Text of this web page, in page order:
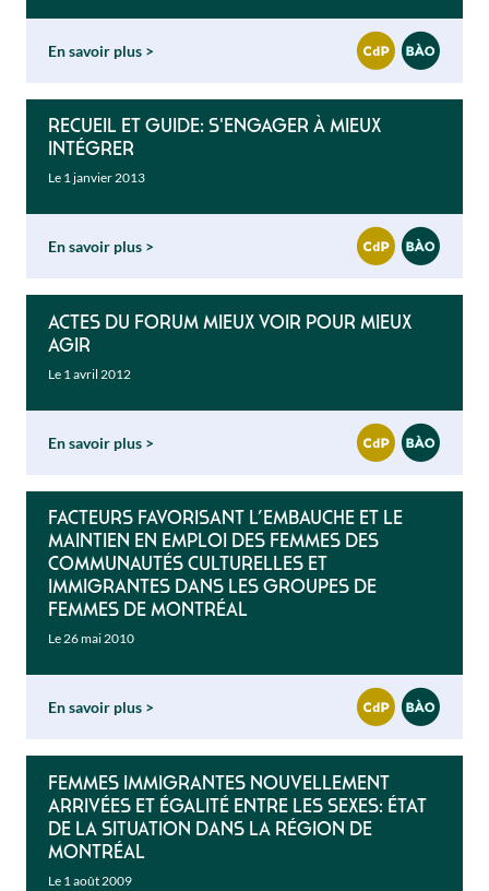
En savoir plus
Recueil et guide: S'engager à mieux
intégrer
Le 1 janvier 2013
En savoir plus
Actes du forum Mieux voir pour mieux
agir
Le 1 avril 2012
En savoir plus
Facteurs favorisant l’embauche et le
maintien en emploi des femmes des
communautés culturelles et
immigrantes dans les groupes de
femmes de Montréal
Le 26 mai 2010
En savoir plus
Femmes immigrantes nouvellement
arrivées et égalité entre les sexes: État
de la situation dans la région de
Montréal
Le 1 août 2009